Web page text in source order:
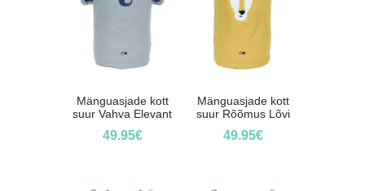
Mänguasjade kott
suur Vahva Elevant
49.95€
Mänguasjade kott
suur Rõõmus Lõvi
49.95€